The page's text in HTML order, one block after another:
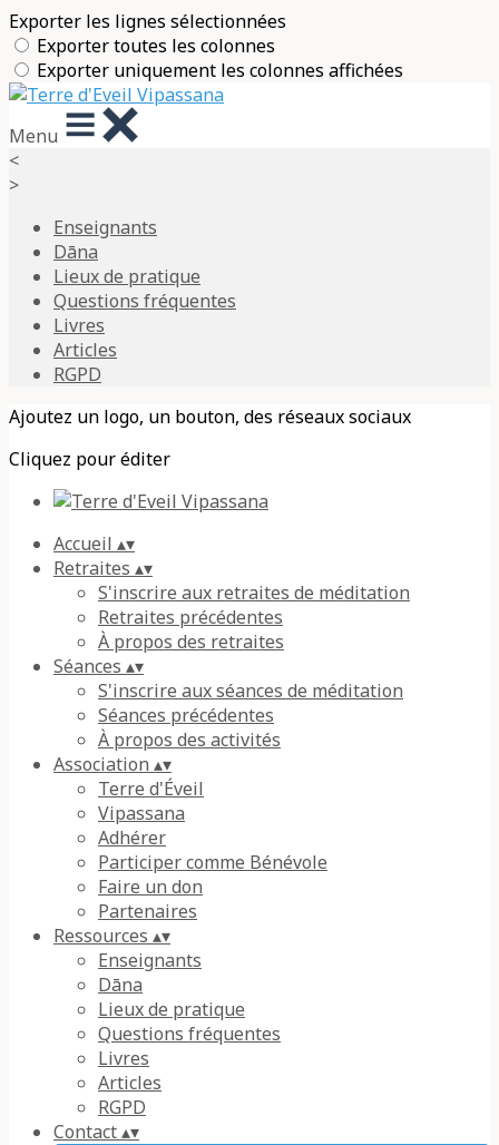
Exporter les lignes sélectionnées
Exporter toutes les colonnes
Exporter uniquement les colonnes affichées
Menu
<
>
Enseignants
Dāna
Lieux de pratique
Questions fréquentes
Livres
Articles
RGPD
Ajoutez un logo, un bouton, des réseaux sociaux
Cliquez pour éditer
Accueil ▴▾
Retraites ▴▾
S'inscrire aux retraites de méditation
Retraites précédentes
À propos des retraites
Séances ▴▾
S'inscrire aux séances de méditation
Séances précédentes
À propos des activités
Association ▴▾
Terre d'Éveil
Vipassana
Adhérer
Participer comme Bénévole
Faire un don
Partenaires
Ressources ▴▾
Enseignants
Dāna
Lieux de pratique
Questions fréquentes
Livres
Articles
RGPD
Contact▴▾